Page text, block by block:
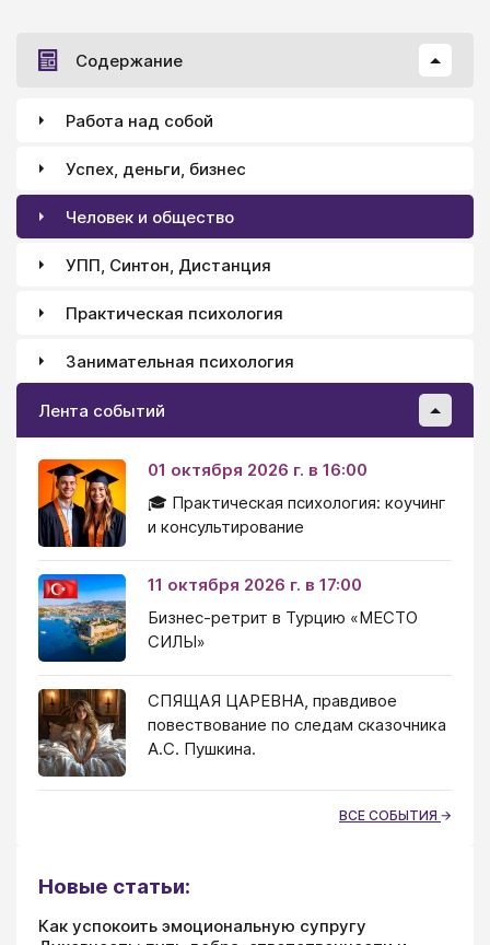
Содержание
Работа над собой
Успех, деньги, бизнес
Человек и общество
УПП, Синтон, Дистанция
Практическая психология
Занимательная психология
Лента событий
01 октября 2026 г. в 16:00
🎓 Практическая психология: коучинг
и консультирование
11 октября 2026 г. в 17:00
Бизнес-ретрит в Турцию «МЕСТО
СИЛЫ»
СПЯЩАЯ ЦАРЕВНА, правдивое
повествование по следам сказочника
А.С. Пушкина.
ВСЕ СОБЫТИЯ
Новые статьи:
Как успокоить эмоциональную супругу